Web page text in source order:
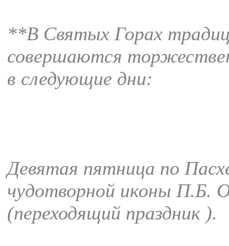
**В Святых Горах
совершаются
в следующие дни:
Девятая пятница по
чудотворной иконы П.Б.
(переходящий праздник ).